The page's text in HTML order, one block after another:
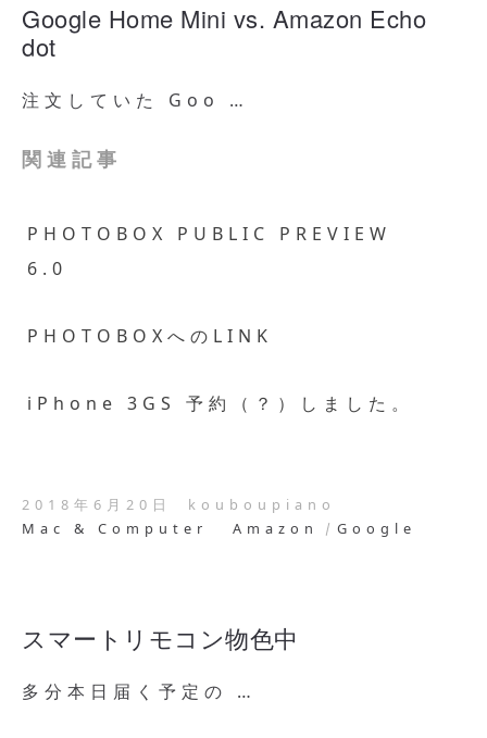
Google Home Mini vs. Amazon Echo
dot
注文していた Goo …
関連記事
PHOTOBOX PUBLIC PREVIEW
6.0
PHOTOBOXへのLINK
iPhone 3GS 予約（？）しました。
2018年6月20日
kouboupiano
Mac & Computer
Amazon Google
スマートリモコン物色中
多分本日届く予定の …